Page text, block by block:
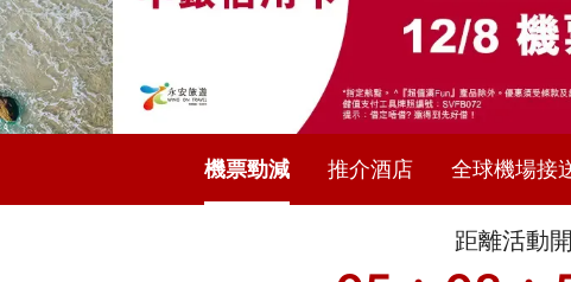
機票勁減 推介酒店 全球機場接
距離活動